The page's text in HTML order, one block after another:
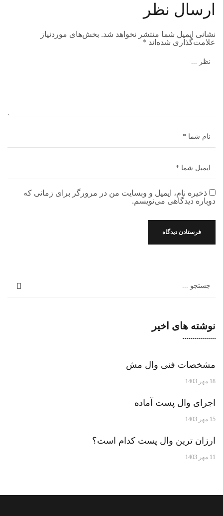
ارسال نظر
نشانی ایمیل شما منتشر نخواهد شد. بخش‌های موردنیاز
علامت‌گذاری شده‌اند *
ذخیره نام، ایمیل و وبسایت من در مرورگر برای زمانی که
دوباره دیدگاهی می‌نویسم.
نوشته های اخیر
مشخصات فنی وال مش
18 مهر 1403
اجرای وال پست آماده
15 مهر 1403
ارزان ترین وال پست کدام است؟
11 مهر 1403